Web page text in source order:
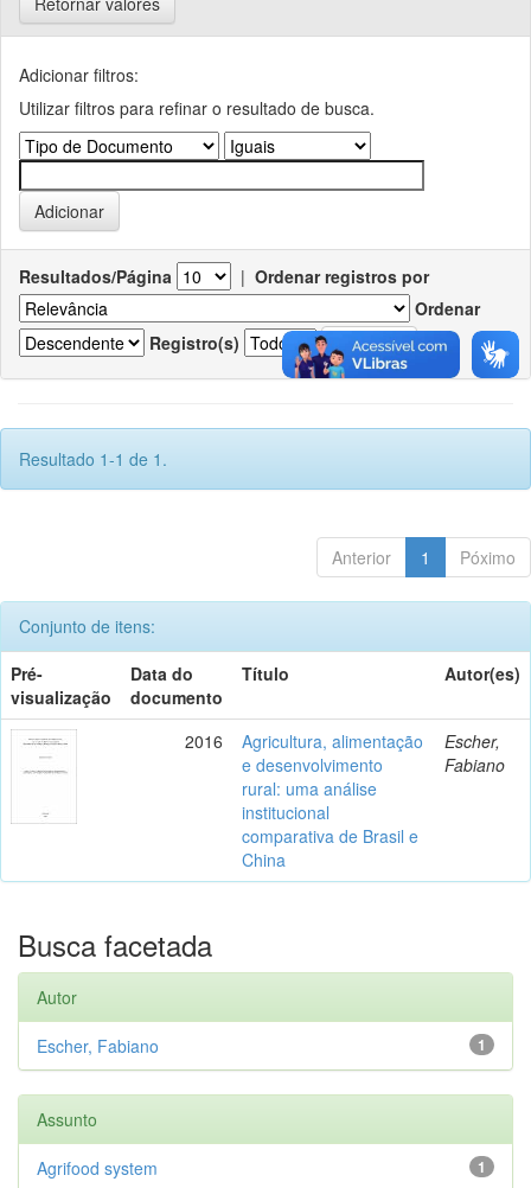
Adicionar filtros:
Utilizar filtros para refinar o resultado de busca.
Resultados/Página | Ordenar registros por
Ordenar
Registro(s)
Resultado 1-1 de 1.
Anterior 1 Póximo
Conjunto de itens:
Pré-
visualização
Data do
documento
Título Autor(es)
2016
Agricultura, alimentação
e desenvolvimento
rural: uma análise
institucional
comparativa de Brasil e
China
Escher,
Fabiano
Busca facetada
Autor
1
Escher, Fabiano
Assunto
1
Agrifood system